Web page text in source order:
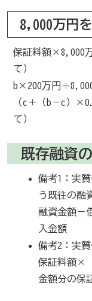
8,000万円
保証料額×8,000
て）
b×200万円
（c＋（b－c）
て）
既存融資
備考1：実
う既往の融
融資金額－
入金額
備考2：実
保証料額×
金額分の保